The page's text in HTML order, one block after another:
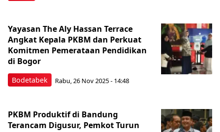
Bodetabek
Yayasan The Aly Hassan Terrace
Angkat Kepala PKBM dan Perkuat
Komitmen Pemerataan Pendidikan
di Bogor
Rabu, 26 Nov 2025 - 14:48
PKBM Produktif di Bandung
Terancam Digusur, Pemkot Turun